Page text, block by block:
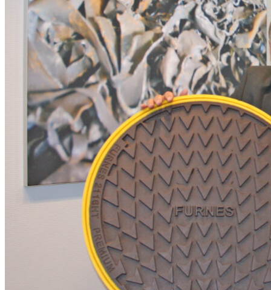
EPD
Verktøy for miljødeklarasjon
Les mer
Transport
Miljøvurdering knyttet til transport og logistikk
Les mer
Prosjekt
Beregn klimagassutslipp for alle typer prosjekter
Integrasjon